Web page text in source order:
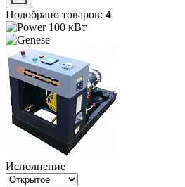
Подобрано товаров: 4
100 кВт
Исполнение